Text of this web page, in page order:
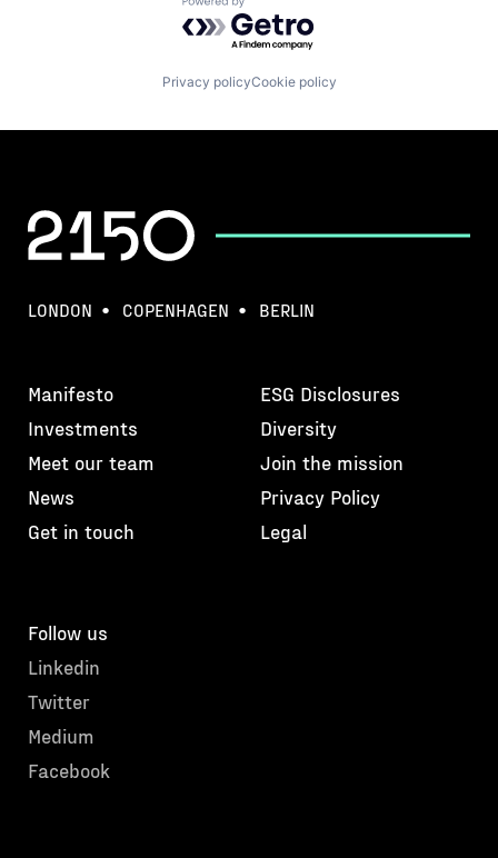
Powered by Getro.com
Privacy policyCookie policy
LONDON COPENHAGEN BERLIN
Manifesto
Investments
Meet our team
News
Get in touch
ESG Disclosures
Diversity
Join the mission
Privacy Policy
Legal
Follow us
Linkedin
Twitter
Medium
Facebook